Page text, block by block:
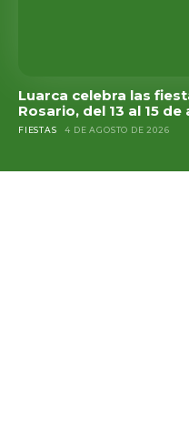
Luarca celebra las
Rosario, del 13 al 15
FIESTAS 4 DE AGOSTO DE 2026